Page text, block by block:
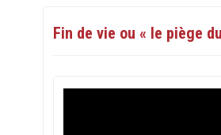
Fin de vie ou « le piège